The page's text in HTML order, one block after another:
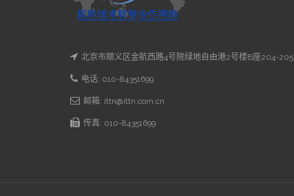
北京市顺义区金航西路4号院绿地自由港2号楼B座204-205
电话: 010-84351699
邮箱: ittn@ittn.com.cn
传真: 010-84351699